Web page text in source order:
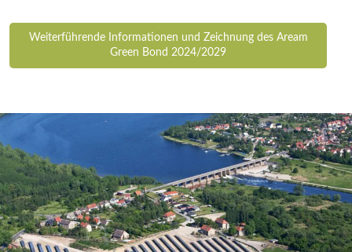
Weiterführende Informationen und Zeichnung des Aream
Green Bond 2024/2029